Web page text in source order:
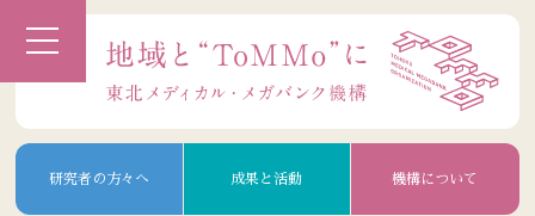
研究者の方々へ 成果と活動 機構について